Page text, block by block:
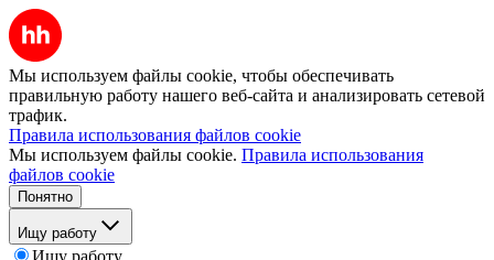
Мы используем файлы cookie, чтобы обеспечивать
правильную работу нашего веб-сайта и анализировать сетевой
трафик.
Правила использования файлов cookie
Мы используем файлы cookie. Правила использования
файлов cookie
Понятно
Ищу работу
Ищу работу